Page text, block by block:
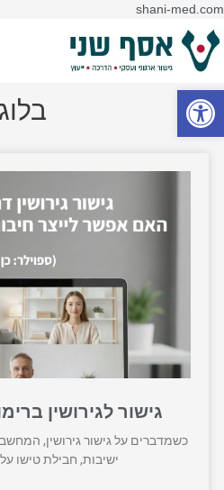
shani-med.comדילוג
בלוג
גישור לגירושין
כשמדברים על גישור גירושין,
ישיבות, חבילת טישו
פתח סרגל נגישות